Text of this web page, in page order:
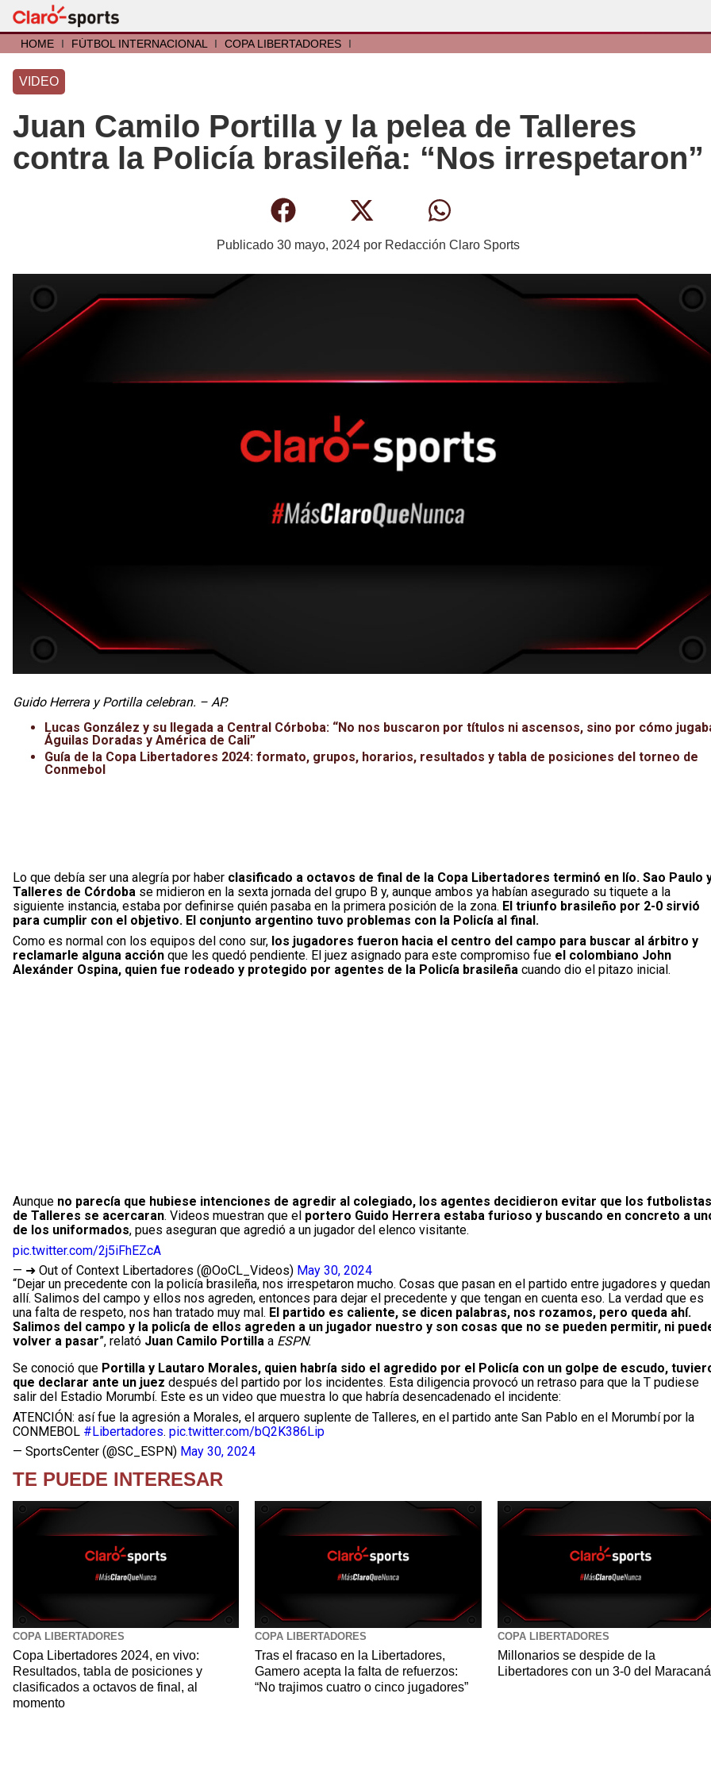
HOME I FÚTBOL INTERNACIONAL I COPA LIBERTADORES I
VIDEO
Juan Camilo Portilla y la pelea de Talleres
contra la Policía brasileña: “Nos irrespetaron”
Publicado 30 mayo, 2024 por Redacción Claro Sports
Guido Herrera y Portilla celebran. – AP.
Lucas González y su llegada a Central Córboba: “No nos buscaron por títulos ni ascensos, sino por cómo
Águilas Doradas y América de Cali”
Guía de la Copa Libertadores 2024: formato, grupos, horarios, resultados y tabla de posiciones del torneo de
Conmebol
Lo que debía ser una alegría por haber clasificado a octavos de final de la Copa Libertadores terminó en lío. Sao Paulo
Talleres de Córdoba se midieron en la sexta jornada del grupo B y, aunque ambos ya habían asegurado su tiquete a la
siguiente instancia, estaba por definirse quién pasaba en la primera posición de la zona. El triunfo brasileño por 2-0 sirvió
para cumplir con el objetivo. El conjunto argentino tuvo problemas con la Policía al final.
Como es normal con los equipos del cono sur, los jugadores fueron hacia el centro del campo para buscar al árbitro y
reclamarle alguna acción que les quedó pendiente. El juez asignado para este compromiso fue el colombiano John
Alexánder Ospina, quien fue rodeado y protegido por agentes de la Policía brasileña cuando dio el pitazo inicial.
Aunque no parecía que hubiese intenciones de agredir al colegiado, los agentes decidieron evitar que los futbolistas
de Talleres se acercaran. Videos muestran que el portero Guido Herrera estaba furioso y buscando en concreto a
de los uniformados, pues aseguran que agredió a un jugador del elenco visitante.
pic.twitter.com/2j5iFhEZcA
— ➜ Out of Context Libertadores (@OoCL_Videos) May 30, 2024
“Dejar un precedente con la policía brasileña, nos irrespetaron mucho. Cosas que pasan en el partido entre jugadores y quedan
allí. Salimos del campo y ellos nos agreden, entonces para dejar el precedente y que tengan en cuenta eso. La verdad que es
una falta de respeto, nos han tratado muy mal. El partido es caliente, se dicen palabras, nos rozamos, pero queda ahí.
Salimos del campo y la policía de ellos agreden a un jugador nuestro y son cosas que no se pueden permitir, ni
volver a pasar”, relató Juan Camilo Portilla a ESPN.
Se conoció que Portilla y Lautaro Morales, quien habría sido el agredido por el Policía con un golpe de escudo,
que declarar ante un juez después del partido por los incidentes. Esta diligencia provocó un retraso para que la T pudiese
salir del Estadio Morumbí. Este es un video que muestra lo que habría desencadenado el incidente:
ATENCIÓN: así fue la agresión a Morales, el arquero suplente de Talleres, en el partido ante San Pablo en el Morumbí por la
CONMEBOL #Libertadores. pic.twitter.com/bQ2K386Lip
— SportsCenter (@SC_ESPN) May 30, 2024
TE PUEDE INTERESAR
COPA LIBERTADORES
Copa Libertadores 2024, en vivo:
Resultados, tabla de posiciones y
clasificados a octavos de final, al
momento
COPA LIBERTADORES
Tras el fracaso en la Libertadores,
Gamero acepta la falta de refuerzos:
“No trajimos cuatro o cinco jugadores”
COPA LIBERTADORES
Millonarios se despide de la
Libertadores con un 3-0 del Maracaná